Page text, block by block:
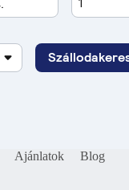
Ajánlatok Blog